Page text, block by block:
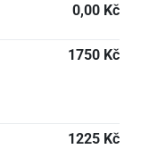
0,00 Kč
1750 Kč
1225 Kč